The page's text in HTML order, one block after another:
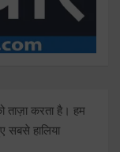
ताज़ा करता है। हम
सबसे हालिया